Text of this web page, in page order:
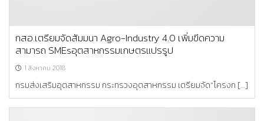
กสอ.เตรียมจัดสัมมนา Agro-Industry 4.0 เพิ่มขีดความ
สามารถ SMEsอุตสาหกรรมเกษตรแปรรูป
1 สิงหาคม 2018
กรมส่งเสริมอุตสาหกรรม กระทรวงอุตสาหกรรม เตรียมจัด“โครงก […]